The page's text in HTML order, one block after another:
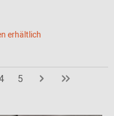
erhältlich
5